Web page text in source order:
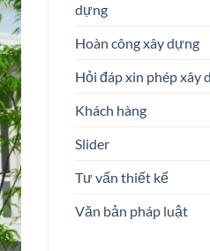
dựng
Hoàn công xây dựng
Hỏi đáp xin phép xây
Khách hàng
Slider
Tư vấn thiết kế
Văn bản pháp luật